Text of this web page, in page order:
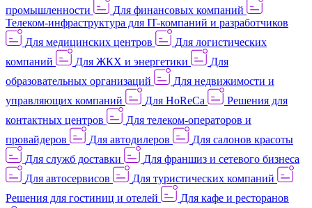
промышленности
Для финансовых компаний
Телеком-инфраструктура для IT-компаний и разработчиков
Для медицинских центров
Для логистических
компаний
Для ЖКХ и энергетики
Для
образовательных организаций
Для недвижимости и
управляющих компаний
Для HoReCa
Решения для
контактных центров
Для телеком-операторов и
провайдеров
Для автодилеров
Для салонов красоты
Для служб доставки
Для франшиз и сетевого бизнеса
Для автосервисов
Для туристических компаний
Решения для гостиниц и отелей
Для кафе и ресторанов